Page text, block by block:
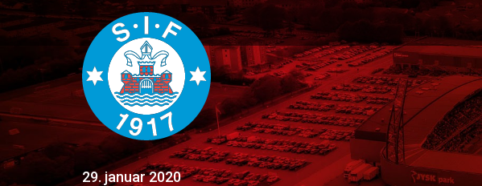
29. januar 2020